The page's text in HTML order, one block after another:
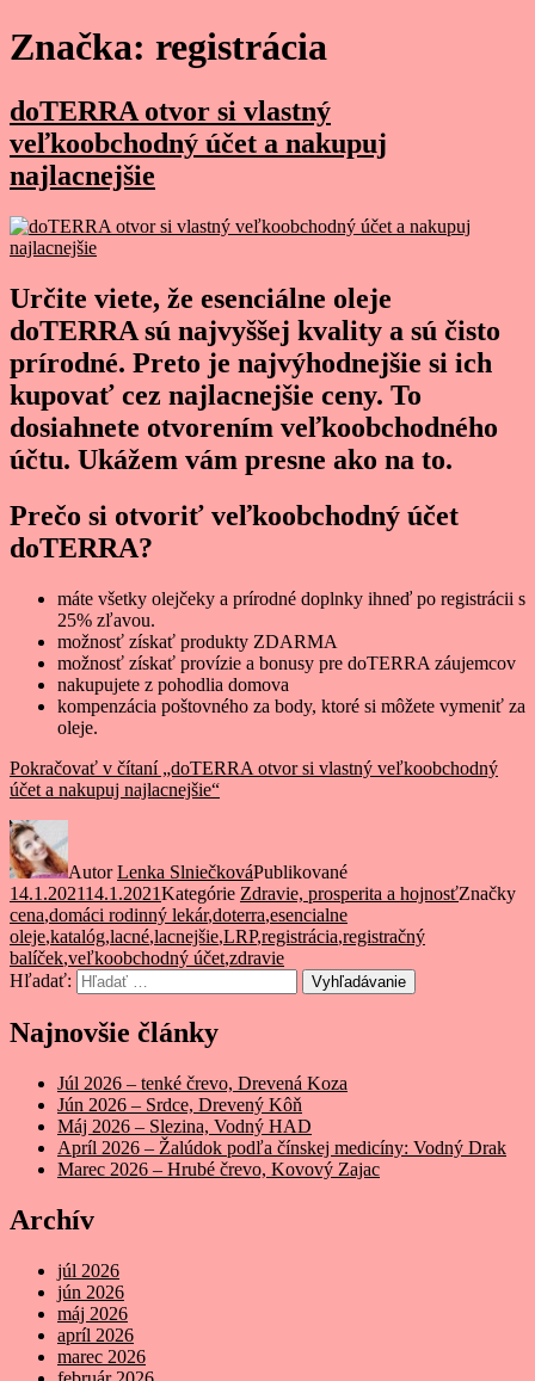
Značka: registrácia
doTERRA otvor si vlastný
veľkoobchodný účet a nakupuj
najlacnejšie
Určite viete, že esenciálne oleje
doTERRA sú najvyššej kvality a sú čisto
prírodné. Preto je najvýhodnejšie si ich
kupovať cez najlacnejšie ceny. To
dosiahnete otvorením veľkoobchodného
účtu. Ukážem vám presne ako na to.
Prečo si otvoriť veľkoobchodný účet
doTERRA?
máte všetky olejčeky a prírodné doplnky ihneď po registrácii s
25% zľavou.
možnosť získať produkty ZDARMA
možnosť získať provízie a bonusy pre doTERRA záujemcov
nakupujete z pohodlia domova
kompenzácia poštovného za body, ktoré si môžete vymeniť za
oleje.
Pokračovať v čítaní„doTERRA otvor si vlastný veľkoobchodný
účet a nakupuj najlacnejšie“
AutorLenka SlniečkováPublikované
14.1.202114.1.2021Kategórie Zdravie, prosperita a hojnosťZnačky
cena,domáci rodinný lekár,doterra,esencialne
oleje,katalóg,lacné,lacnejšie,LRP,registrácia,registračný
balíček,veľkoobchodný účet,zdravie
Hľadať:
Vyhľadávanie
Najnovšie články
Júl 2026 – tenké črevo, Drevená Koza
Jún 2026 – Srdce, Drevený Kôň
Máj 2026 – Slezina, Vodný HAD
Apríl 2026 – Žalúdok podľa čínskej medicíny: Vodný Drak
Marec 2026 – Hrubé črevo, Kovový Zajac
Archív
júl 2026
jún 2026
máj 2026
apríl 2026
marec 2026